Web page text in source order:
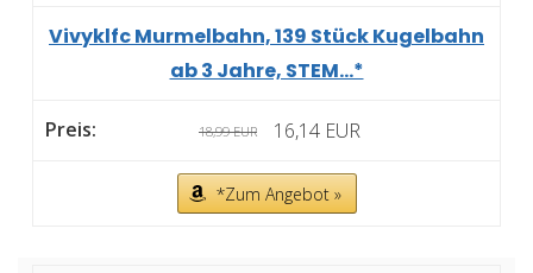
Vivyklfc Murmelbahn, 139 Stück Kugelbahn
ab 3 Jahre, STEM...*
18,99 EUR 16,14 EUR
*Zum Angebot »